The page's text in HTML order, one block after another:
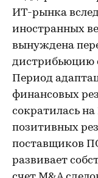
ИТ-рынка
иностранных
вынуждена
дистрибьюцию
Период
финансовых
сократилась на
позитивных
поставщиков
развивает